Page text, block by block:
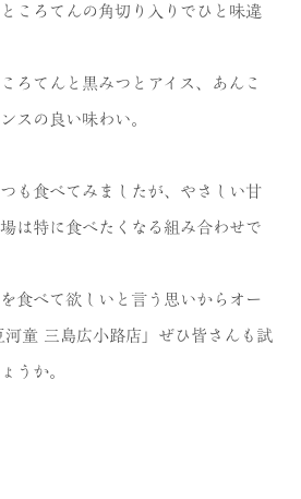
ころてんの角切り入りでひと味違
ろてんと黒みつとアイス、あんこ
スの良い味わい。
も食べてみましたが、やさしい甘
は特に食べたくなる組み合わせで
食べて欲しいと言う思いからオー
河童 三島広小路店」ぜひ皆さんも試
うか。